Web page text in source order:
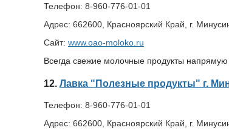
Телефон: 8-960-776-01-01
Адрес: 662600, Красноярский Край, г.
Сайт: www.oao-moloko.ru
Всегда свежие молочные продукты напрямую
12. Лавка "Полезные продукты" г.
Телефон: 8-960-776-01-01
Адрес: 662600, Красноярский Край, г.